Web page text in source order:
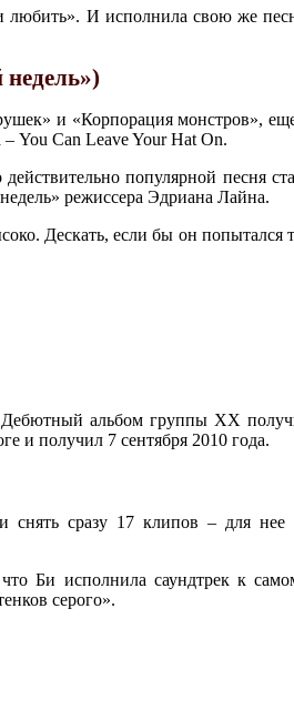
любить». И исполнила свою же
и «Корпорация монстров»,
You Can Leave Your Hat On.
популярной песня
режиссера Эдриана Лайна.
Дескать, если бы он попытался
Дебютный альбом группы XX
и получил 7 сентября 2010 года.
снять сразу 17 клипов – для нее
Би исполнила саундтрек к
серого».